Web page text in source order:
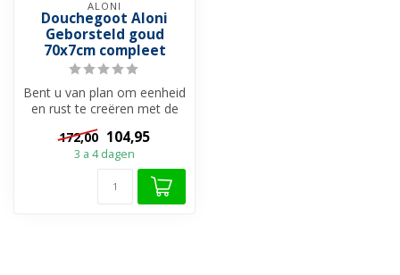
ALONI
Douchegoot Aloni
Geborsteld goud
70x7cm compleet
Bent u van plan om eenheid
en rust te creëren met de
unieke kleuren, dan bent u
...
172,00 104,95
3 a 4 dagen